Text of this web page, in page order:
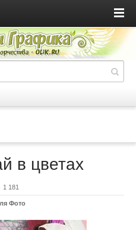
в цветах
1 181
Фото